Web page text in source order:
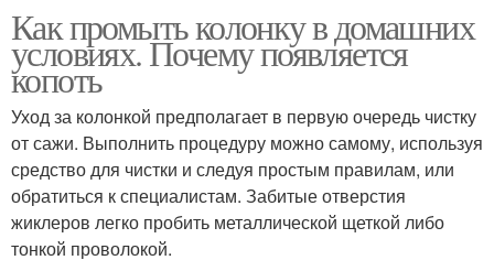
Как промыть колонку в домашних
условиях. Почему появляется
копоть
Уход за колонкой предполагает в первую очередь чистку
от сажи. Выполнить процедуру можно самому, используя
средство для чистки и следуя простым правилам, или
обратиться к специалистам. Забитые отверстия
жиклеров легко пробить металлической щеткой либо
тонкой проволокой.